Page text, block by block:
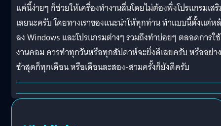
แค่นี้ง่ายๆ ก็ช่วยให้เครื่องทำงานลื่นโดยไม่ต้องพึ่งโปรแกรมเส
เลยนะครับ โดยทางเราของแนะนำให้ทุกท่าน ทำแบบนี้ตั้งแต่ห
ลง Windows และโปรแกรมต่างๆ รวมถึงทำบ่อยๆ ตลอดการใช้
งานคอม ควรทำทุกวันหรือทุกสัปดาห์จะยิ่งดีเลยครับ หรืออย่าง
ช้าสุดก็ทุกเดือน หรือเดือนละสอง-สามครั้งก็ยังดีครับ